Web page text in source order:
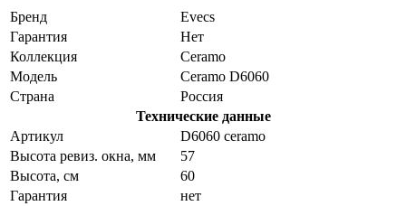
Бренд
Evecs
Гарантия
Нет
Коллекция
Ceramo
Модель
Ceramo D6060
Страна
Россия
Технические данные
Артикул
D6060 ceramo
Высота ревиз. окна, мм
57
Высота, см
60
Гарантия
нет